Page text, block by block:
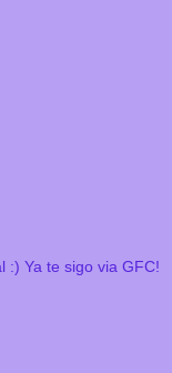
:) Ya te sigo via GFC!